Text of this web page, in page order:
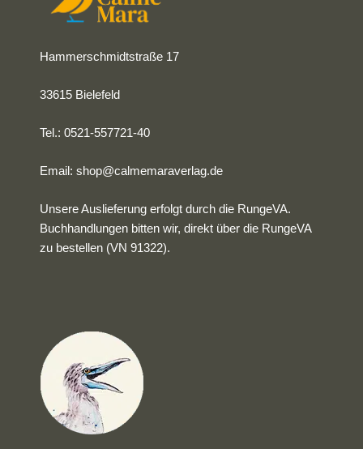
Hammerschmidtstraße 17
33615 Bielefeld
Tel.: 0521-557721-40
Email:shop@calmemaraverlag.de
Unsere Auslieferung erfolgt durch die RungeVA.
Buchhandlungen bitten wir, direkt über die RungeVA
zu bestellen (VN 91322).